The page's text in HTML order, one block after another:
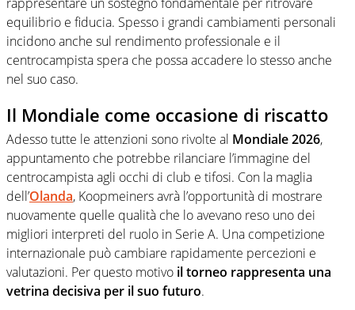
rappresentare un sostegno fondamentale per ritrovare
equilibrio e fiducia. Spesso i grandi cambiamenti personali
incidono anche sul rendimento professionale e il
centrocampista spera che possa accadere lo stesso anche
nel suo caso.
Il Mondiale come occasione di riscatto
Adesso tutte le attenzioni sono rivolte al Mondiale 2026,
appuntamento che potrebbe rilanciare l’immagine del
centrocampista agli occhi di club e tifosi. Con la maglia
dell’Olanda, Koopmeiners avrà l’opportunità di mostrare
nuovamente quelle qualità che lo avevano reso uno dei
migliori interpreti del ruolo in Serie A. Una competizione
internazionale può cambiare rapidamente percezioni e
valutazioni. Per questo motivo il torneo rappresenta una
vetrina decisiva per il suo futuro.